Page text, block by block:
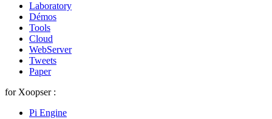
Laboratory
Démos
Tools
Cloud
WebServer
Tweets
Paper
for Xoopser :
Pi Engine